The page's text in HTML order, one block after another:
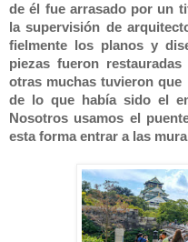
de él fue arrasado por un
la supervisión de
fielmente los planos y
piezas fueron
otras muchas tuvieron que
de lo que había sido el
Nosotros usamos el
esta forma entrar a las